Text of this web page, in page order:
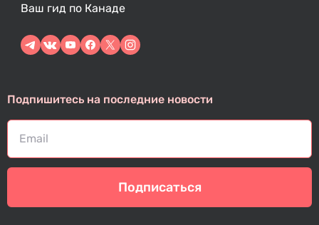
Ваш гид по Канаде
Подпишитесь на последние новости
Подписаться